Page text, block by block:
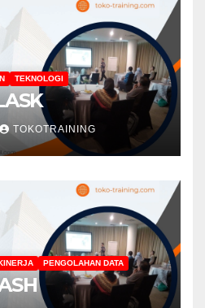
TEKNOLOGI
TOKOTRAINING
PENGOLAHAN DATA